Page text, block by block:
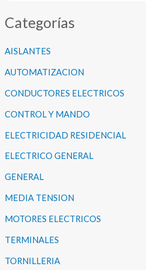
Categorías
AISLANTES
AUTOMATIZACION
CONDUCTORES ELECTRICOS
CONTROL Y MANDO
ELECTRICIDAD RESIDENCIAL
ELECTRICO GENERAL
GENERAL
MEDIA TENSION
MOTORES ELECTRICOS
TERMINALES
TORNILLERIA